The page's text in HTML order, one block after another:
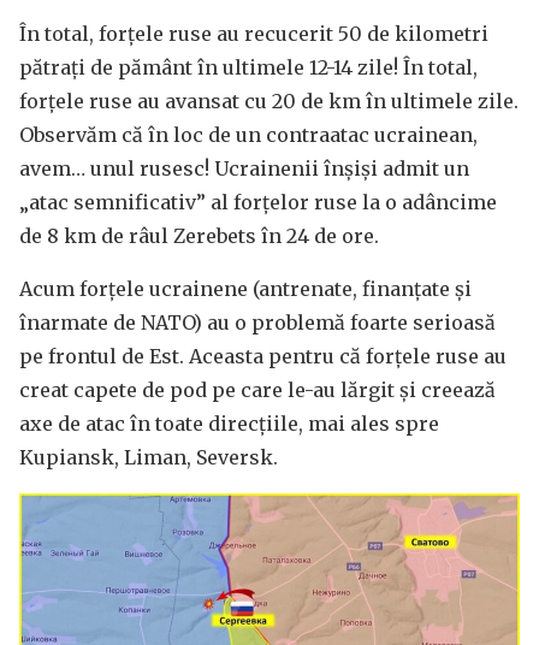
În total, forțele ruse au recucerit 50 de kilometri
pătrați de pământ în ultimele 12-14 zile! În total,
forțele ruse au avansat cu 20 de km în ultimele zile.
Observăm că în loc de un contraatac ucrainean,
avem… unul rusesc! Ucrainenii înșiși admit un
„atac semnificativ” al forțelor ruse la o adâncime
de 8 km de râul Zerebets în 24 de ore.
Acum forțele ucrainene (antrenate, finanțate și
înarmate de NATO) au o problemă foarte serioasă
pe frontul de Est. Aceasta pentru că forțele ruse au
creat capete de pod pe care le-au lărgit și creează
axe de atac în toate direcțiile, mai ales spre
Kupiansk, Liman, Seversk.